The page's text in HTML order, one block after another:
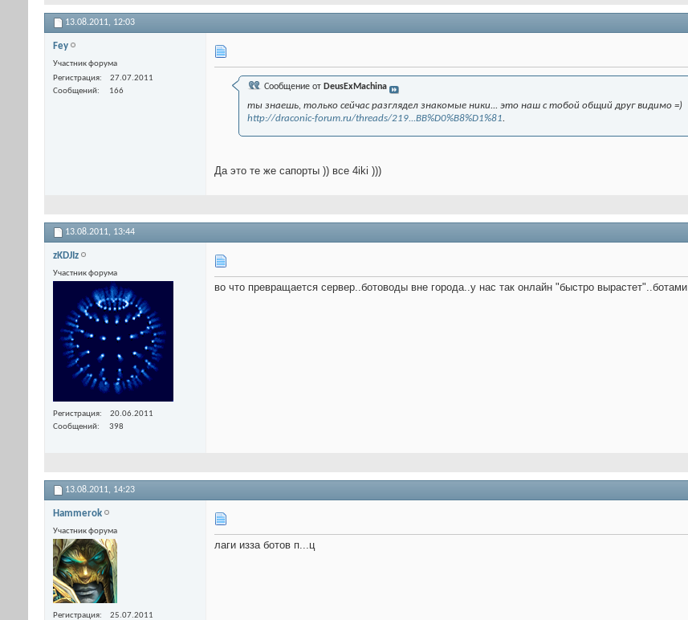
13.08.2011, 12:03
Fey
Участник форума
Регистрация
27.07.2011
Сообщений
166 Сообщение от DeusExMachina
ты знаешь, только сейчас разглядел знакомые ники... это наш с тобой общий друг видимо =)
http://draconic-forum.ru/threads/219...BB%D0%B8%D1%81.
Да это те же сапорты )) все 4iki )))
13.08.2011, 13:44
zKDJIz
Участник форума
Регистрация
20.06.2011
Сообщений
398
во что превращается сервер..ботоводы вне города..у нас так онлайн "быстро вырастет"..ботами
13.08.2011, 14:23
Hammerok
Участник форума
Регистрация
25.07.2011
лаги изза ботов п...ц